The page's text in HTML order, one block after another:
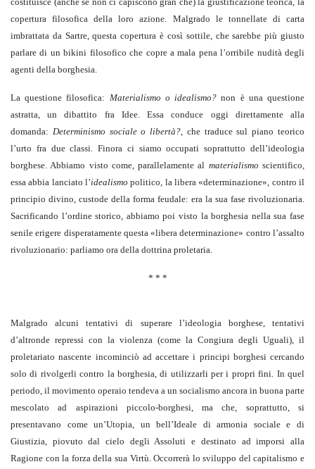
copertura filosofica della loro azione. Malgrado le tonnellate di carta
imbrattata da Sartre, questa copertura è così sottile, che sarebbe più giusto
parlare di un bikini filosofico che copre a mala pena l’orribile nudità degli
agenti della borghesia.
La questione filosofica: Materialismo o idealismo? non è una questione
astratta, un dibattito fra Idee. Essa conduce oggi direttamente alla
domanda: Determinismo sociale o libertà?, che traduce sul piano teorico
l’urto fra due classi. Finora ci siamo occupati soprattutto dell’ideologia
borghese. Abbiamo visto come, parallelamente al materialismoscientifico,
essa abbia lanciato l’idealismopolitico, la libera «determinazione», contro il
principio divino, custode della forma feudale: era la sua fase rivoluzionaria.
Sacrificando l’ordine storico, abbiamo poi visto la borghesia nella sua fase
senile erigere disperatamente questa «libera determinazione» contro l’assalto
rivoluzionario: parliamo ora della dottrina proletaria.
* * *
Malgrado alcuni tentativi di superare l’ideologia borghese, tentativi
d’altronde repressi con la violenza (come la Congiura degli Uguali), il
proletariato nascente incominciò ad accettare i principi borghesi cercando
solo di rivolgerli contro la borghesia, di utilizzarli per i propri fini. In quel
periodo, il movimento operaio tendeva a un socialismo ancora in buona parte
mescolato ad aspirazioni piccolo-borghesi, ma che, soprattutto, si
presentavano come un’Utopia, un bell’Ideale di armonia sociale e di
Giustizia, piovuto dal cielo degli Assoluti e destinato ad imporsi alla
Ragione con la forza della sua Virtù. Occorrerà lo sviluppo del capitalismo e